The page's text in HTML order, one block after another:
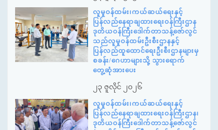
လူမှုဝန်ထမ်း၊ကယ်ဆယ်ရေးနှင့်
ပြန်လည်နေရာချထားရေးဝန်ကြီးဌာန
ဒုတိယဝန်ကြီးဒေါက်တာသန့်ဇော်လွင်
သည်လူမှုဝန်ထမ်းဦးစီးဌာနနှင့်
ပြန်လည်ထူထောင်ရေးဦးစီးဌာနများမှ
စခန်း/ဂေဟာများသို့ သွားရောက်
တွေ့ဆုံအားပေး
၂၃ ဇူလိုင် ၂၀၂၆
လူမှုဝန်ထမ်း၊ကယ်ဆယ်ရေးနှင့်
ပြန်လည်နေရာချထားရေးဝန်ကြီးဌာန၊
ဒုတိယဝန်ကြီးဒေါက်တာသန့်ဇော်လွင်